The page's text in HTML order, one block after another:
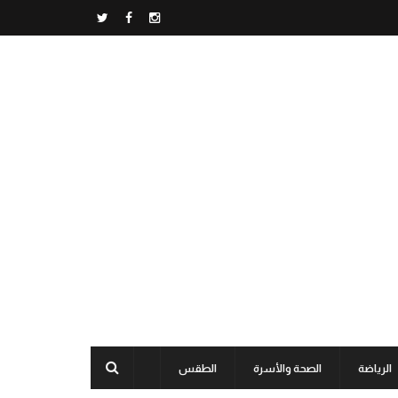
الرياضة الصحة والأسرة الطقس